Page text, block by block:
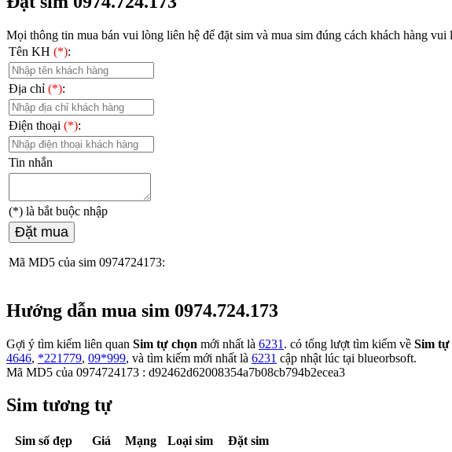
Mọi thông tin mua bán vui lòng liên hệ để đặt sim và mua sim đúng cách khách hàng
Tên KH (*):
Địa chỉ (*):
Điện thoại (*):
Tin nhắn
(*) là bắt buộc nhập
Đặt mua
Mã MD5 của sim 0974724173:
Hướng dẫn mua sim 0974.724.173
Gợi ý tìm kiếm liên quan Sim tự chọn mới nhất là 6231 . có tổng lượt tìm kiếm về Sim tự
4646, *221779, 09*999, và tìm kiếm mới nhất là 6231 cập nhật lúc tại blueorbsoft.
Mã MD5 của 0974724173 : d92462d62008354a7b08cb794b2ecea3
Sim tương tự
Sim số đẹp Giá Mạng Loại sim
Đặt sim